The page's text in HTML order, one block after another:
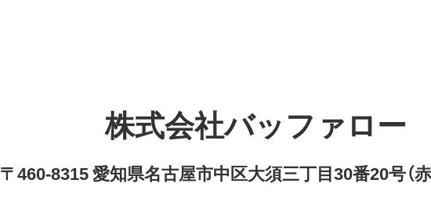
株式会社バッファロー
〒460-8315 愛知県名古屋市中区大須三丁目30番20号（